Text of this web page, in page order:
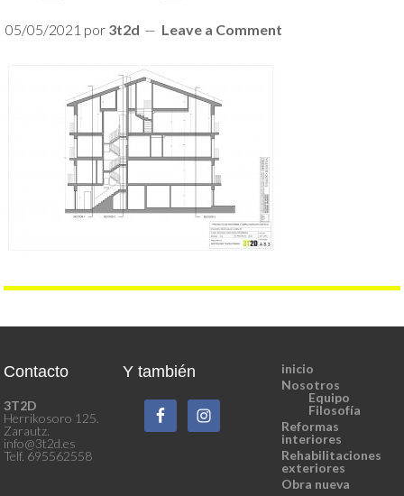
05/05/2021 por 3t2d Leave a Comment
Contacto
3T2D
Herrikosoro 125.
Zarautz.
info@3t2d.es
Telf. 695562558
Y también
inicio
Nosotros
Equipo
Filosofía
Reformas
interiores
Rehabilitaciones
exteriores
Obra nueva